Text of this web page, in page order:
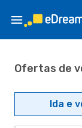
Ofertas de
Ida e